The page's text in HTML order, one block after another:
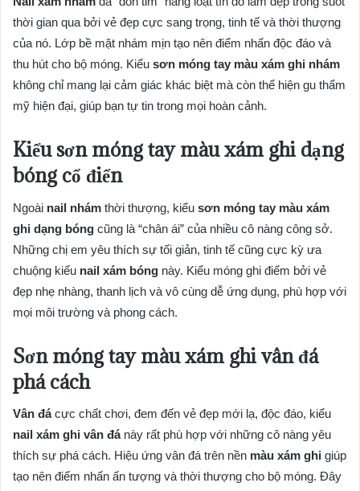
thời gian qua bởi vẻ đẹp cực sang trọng, tinh tế và thời thượng
của nó. Lớp bề mặt nhám mịn tạo nên điểm nhấn độc đáo và
thu hút cho bộ móng. Kiểu sơn móng tay màu xám ghi nhám
không chỉ mang lại cảm giác khác biệt mà còn thể hiện gu thẩm
mỹ hiện đại, giúp bạn tự tin trong mọi hoàn cảnh.
Kiểu sơn móng tay màu xám ghi dạng
bóng cổ điển
Ngoài nail nhám thời thượng, kiểu sơn móng tay màu xám
ghi dạng bóng cũng là “chân ái” của nhiều cô nàng công sở.
Những chị em yêu thích sự tối giản, tinh tế cũng cực kỳ ưa
chuộng kiểu nail xám bóng này. Kiểu móng ghi điểm bởi vẻ
đẹp nhẹ nhàng, thanh lịch và vô cùng dễ ứng dụng, phù hợp với
mọi môi trường và phong cách.
Sơn móng tay màu xám ghi vân đá
phá cách
Vân đácực chất chơi, đem đến vẻ đẹp mới lạ, độc đáo, kiểu
nail xám ghi vân đánày rất phù hợp với những cô nàng yêu
thích sự phá cách. Hiệu ứng vân đá trên nền màu xám ghi giúp
tạo nên điểm nhấn ấn tượng và thời thượng cho bộ móng. Đây